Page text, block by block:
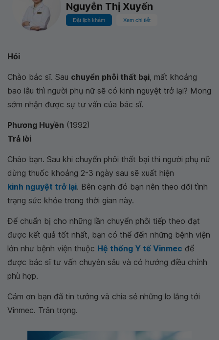
Nguyễn Thị Xuyến
Đặt lịch khám Xem chi tiết
Hỏi
Chào bác sĩ. Sau chuyển phôi thất bại, mất khoảng
bao lâu thì người phụ nữ sẽ có kinh nguyệt trở lại? Mong
sớm nhận được sự tư vấn của bác sĩ.
Phương Huyền (1992)
Trả lời
Chào bạn. Sau khi chuyển phôi thất bại thì người phụ nữ
dừng thuốc khoảng 2-3 ngày sau sẽ xuất hiện
kinh nguyệt trở lại. Bên cạnh đó bạn nên theo dõi tình
trạng sức khỏe trong thời gian này.
Để chuẩn bị cho những lần chuyển phôi tiếp theo đạt
được kết quả tốt nhất, bạn có thể đến những bệnh viện
lớn như bệnh viện thuộc Hệ thống Y tế Vinmec để
được bác sĩ tư vấn chuyên sâu và có hướng điều chỉnh
phù hợp.
Cảm ơn bạn đã tin tưởng và chia sẻ những lo lắng tới
Vinmec. Trân trọng.